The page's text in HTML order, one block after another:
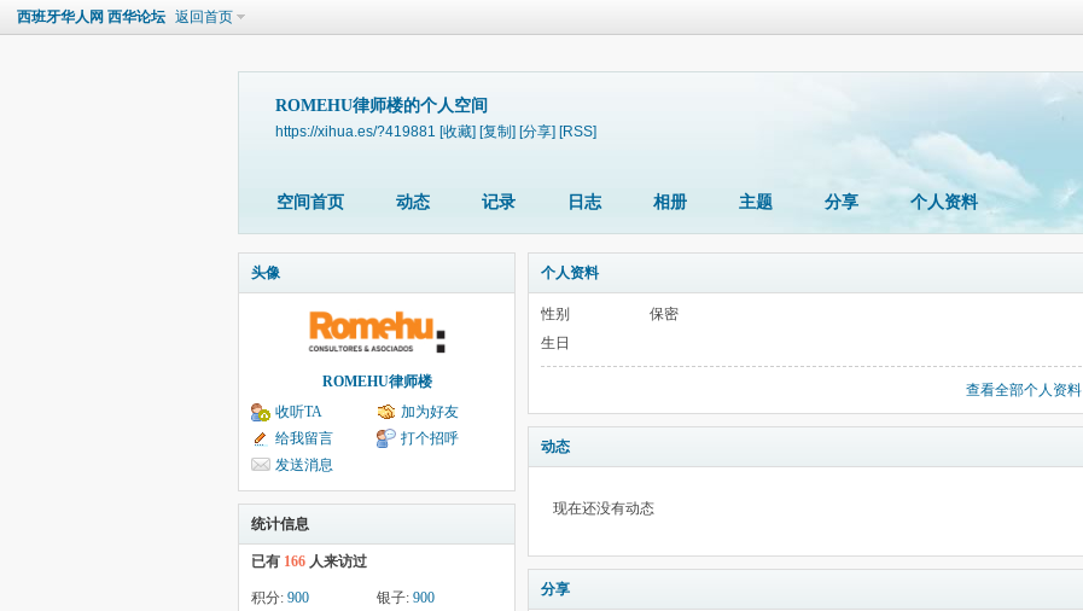
西班牙华人网 西华论坛 返回首页
ROMEHU律师楼的个人空间
https://xihua.es/?419881 [收藏] [复制] [分享] [RSS]
空间首页 动态 记录 日志 相册 主题 分享 个人资料
头像
ROMEHU律师楼
收听TA
加为好友
给我留言
打个招呼
发送消息
统计信息
已有 166 人来访过
积分: 900 银子: 900
个人资料
性别
保密
生日
查看全部个人资料
动态
现在还没有动态
分享